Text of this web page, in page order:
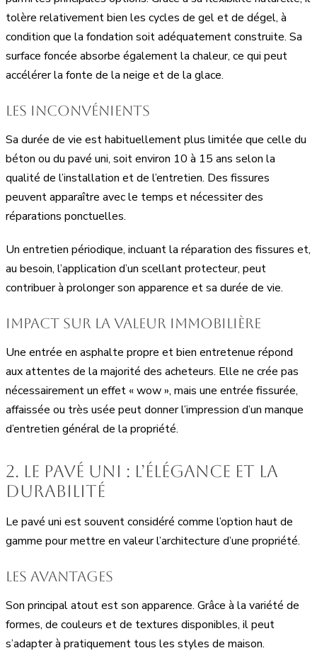
tolère relativement bien les cycles de gel et de dégel, à
condition que la fondation soit adéquatement construite. Sa
surface foncée absorbe également la chaleur, ce qui peut
accélérer la fonte de la neige et de la glace.
Les inconvénients
Sa durée de vie est habituellement plus limitée que celle du
béton ou du pavé uni, soit environ 10 à 15 ans selon la
qualité de l’installation et de l’entretien. Des fissures
peuvent apparaître avec le temps et nécessiter des
réparations ponctuelles.
Un entretien périodique, incluant la réparation des fissures et,
au besoin, l’application d’un scellant protecteur, peut
contribuer à prolonger son apparence et sa durée de vie.
Impact sur la valeur immobilière
Une entrée en asphalte propre et bien entretenue répond
aux attentes de la majorité des acheteurs. Elle ne crée pas
nécessairement un effet « wow », mais une entrée fissurée,
affaissée ou très usée peut donner l’impression d’un manque
d’entretien général de la propriété.
2. Le pavé uni : l’élégance et la
durabilité
Le pavé uni est souvent considéré comme l’option haut de
gamme pour mettre en valeur l’architecture d’une propriété.
Les avantages
Son principal atout est son apparence. Grâce à la variété de
formes, de couleurs et de textures disponibles, il peut
s’adapter à pratiquement tous les styles de maison.